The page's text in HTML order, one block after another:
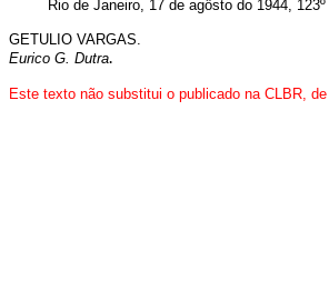
Rio de Janeiro, 17 de agôsto do 1944,
GETULIO VARGAS.
Eurico G. Dutra.
Este texto não substitui o publicado na CLBR,